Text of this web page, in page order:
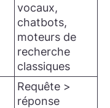
vocaux,
chatbots,
moteurs de
recherche
classiques
Requête >
réponse